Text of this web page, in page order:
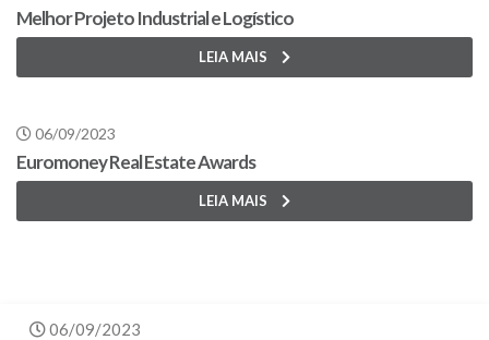
Melhor Projeto Industrial e Logístico
LEIA MAIS
06/09/2023
Euromoney Real Estate Awards
LEIA MAIS
06/09/2023